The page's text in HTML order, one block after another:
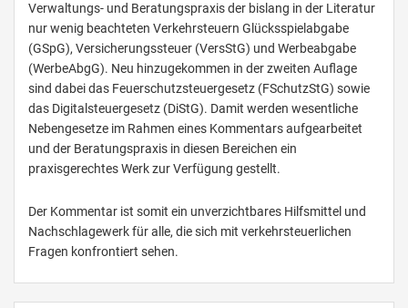
Verwaltungs- und Beratungspraxis der bislang in der Literatur
nur wenig beachteten Verkehrsteuern Glücksspielabgabe
(GSpG), Versicherungssteuer (VersStG) und Werbeabgabe
(WerbeAbgG). Neu hinzugekommen in der zweiten Auflage
sind dabei das Feuerschutzsteuergesetz (FSchutzStG) sowie
das Digitalsteuergesetz (DiStG). Damit werden wesentliche
Nebengesetze im Rahmen eines Kommentars aufgearbeitet
und der Beratungspraxis in diesen Bereichen ein
praxisgerechtes Werk zur Verfügung gestellt.
Der Kommentar ist somit ein unverzichtbares Hilfsmittel und
Nachschlagewerk für alle, die sich mit verkehrsteuerlichen
Fragen konfrontiert sehen.